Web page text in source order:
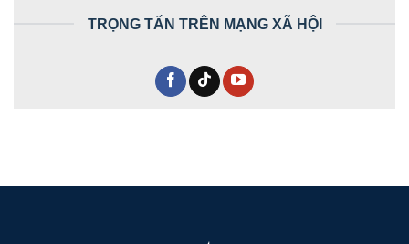
TRỌNG TẤN TRÊN MẠNG XÃ HỘI